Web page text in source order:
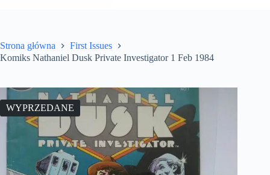
Strona główna
First Issues
Komiks Nathaniel Dusk Private Investigator 1 Feb 1984
WYPRZEDANE